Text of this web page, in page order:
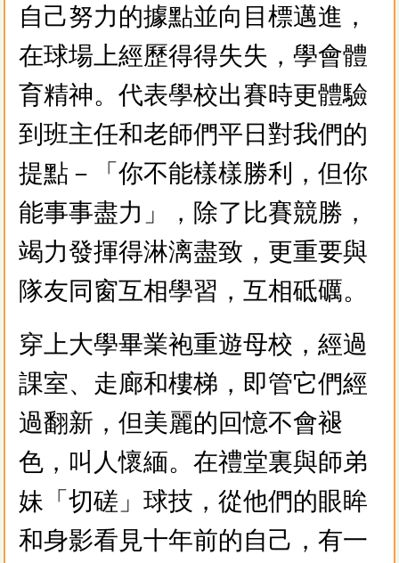
自己努力的據點並向目標邁進，
在球場上經歷得得失失，學會體
育精神。代表學校出賽時更體驗
到班主任和老師們平日對我們的
提點－「你不能樣樣勝利，但你
能事事盡力」，除了比賽競勝，
竭力發揮得淋漓盡致，更重要與
隊友同窗互相學習，互相砥礪。
穿上大學畢業袍重遊母校，經過
課室、走廊和樓梯，即管它們經
過翻新，但美麗的回憶不會褪
色，叫人懷緬。在禮堂裏與師弟
妹「切磋」球技，從他們的眼眸
和身影看見十年前的自己，有一